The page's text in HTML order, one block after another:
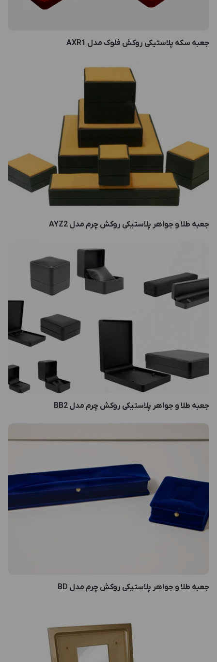
جعبه سکه پلاستیکی روکش فلوک مدل AXR1
جعبه طلا و جواهر پلاستیکی روکش چرم مدل AYZ2
جعبه طلا و جواهر پلاستیکی روکش چرم مدل BB2
جعبه طلا و جواهر پلاستیکی روکش چرم مدل BD